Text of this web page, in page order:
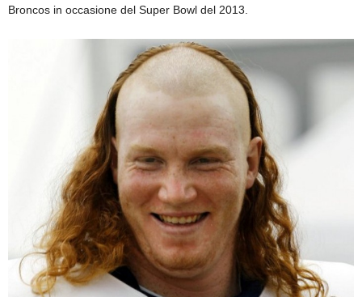
Broncos in occasione del Super Bowl del 2013.